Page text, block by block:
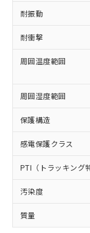
耐振動
耐衝撃
周囲温度範囲
周囲湿度範囲
保護構造
感電保護クラス
PTI（トラッキング
汚染度
質量
記
タ
覧
準
正
様
ム
オ
くだ
在
事
示
マ
ビ
メ
鉛(Pb)
六価クロ
類(PBB)
(PBDE)
ル)
ルベンジル
（DBP）
(DIBP)
但し、
適用除外項目
フタル酸エ
図的な使用
※2 対応
部品在
月が前
*中国
Pb(鉛)
Cr(Ⅵ)(六価
ニル類) :
ル) :
DEHP(フ
※2 環境
「ｅ」：
準値以
「10」
質が外
及ぼさ
（
ま
国
可
当
全
い
当
ル
武
使用
当
場
該
販
法
り
○
△